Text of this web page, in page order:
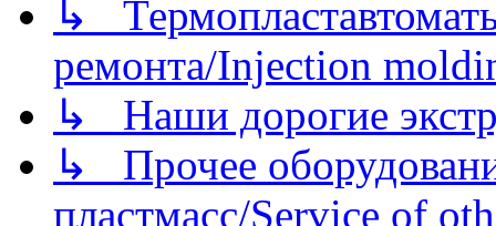
↳
ремонта/Injection
↳ Наши дорогие
↳ Прочее
пластмасс/Service of